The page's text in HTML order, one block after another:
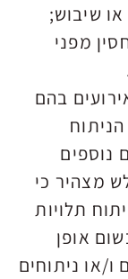
שיבוש;
מפני
בהם
נוספים
מצהיר כי
תלויות
אופן
או ניתוחים